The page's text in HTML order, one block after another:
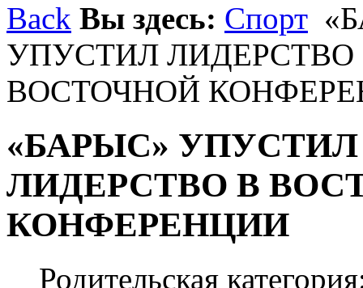
Back Вы здесь: Спорт
УПУСТИЛ ЛИДЕРСТВО
ВОСТОЧНОЙ
«БАРЫС» УПУСТИЛ
ЛИДЕРСТВО В
КОНФЕРЕНЦИИ
Родительская